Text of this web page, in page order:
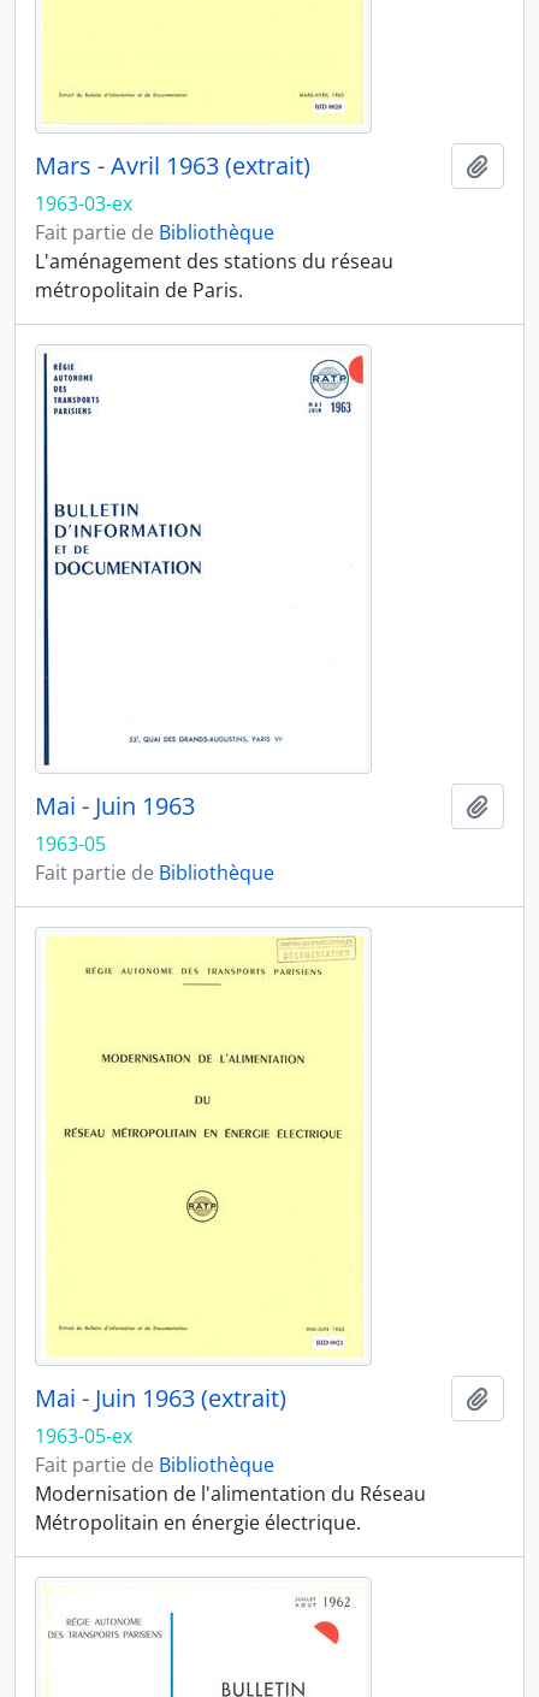
Mars - Avril 1963 (extrait)
1963-03-ex
Fait partie de Bibliothèque
L'aménagement des stations du réseau
métropolitain de Paris.
Mai - Juin 1963
1963-05
Fait partie de Bibliothèque
Mai - Juin 1963 (extrait)
1963-05-ex
Fait partie de Bibliothèque
Modernisation de l'alimentation du Réseau
Métropolitain en énergie électrique.